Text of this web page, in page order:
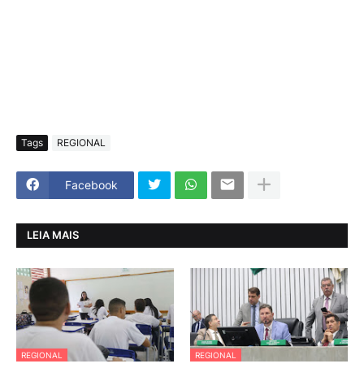
Tags REGIONAL
Facebook
LEIA MAIS
REGIONAL REGIONAL